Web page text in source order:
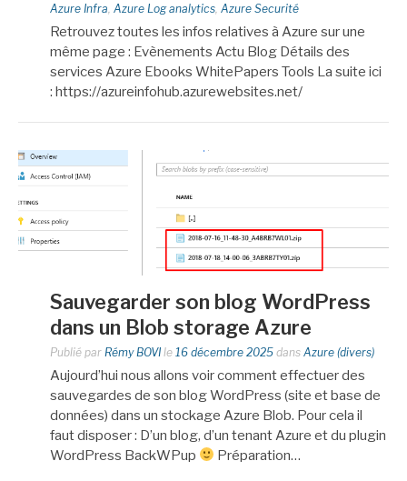
Azure Infra Azure Log analytics Azure Securité
Retrouvez toutes les infos relatives à Azure sur une
même page : Evènements Actu Blog Détails des
services Azure Ebooks WhitePapers Tools La suite ici
: https://azureinfohub.azurewebsites.net/
Sauvegarder son blog WordPress
dans un Blob storage Azure
Publié par Rémy BOVI le 16 décembre 2025 dans Azure (divers)
Aujourd’hui nous allons voir comment effectuer des
sauvegardes de son blog WordPress (site et base de
données) dans un stockage Azure Blob. Pour cela il
faut disposer : D’un blog, d’un tenant Azure et du plugin
WordPress BackWPup
Préparation…